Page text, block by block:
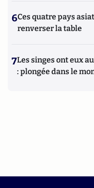
6Ces quatre pays
renverser la table
7Les singes ont eux
: plongée dans le